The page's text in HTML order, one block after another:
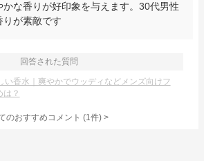
かな香りが好印象を与えます。30代男性
りが素敵です
回答された質問
い香水｜爽やかでウッディなどメンズ向けフ
は？
のおすすめコメント (1件) >